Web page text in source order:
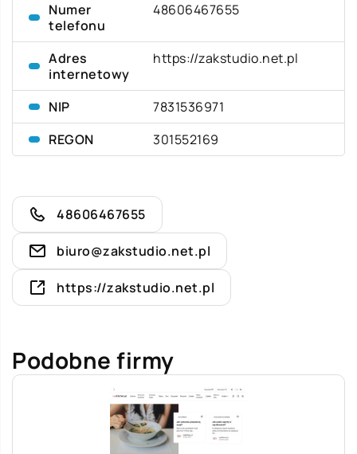
Numer
telefonu
48606467655
Adres
internetowy
https://zakstudio.net.pl
NIP
7831536971
REGON
301552169
48606467655
biuro@zakstudio.net.pl
https://zakstudio.net.pl
Podobne firmy